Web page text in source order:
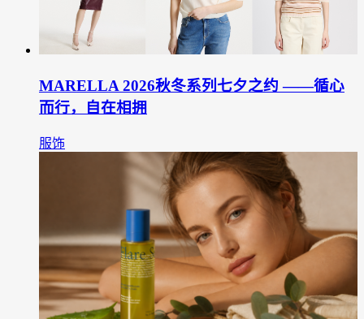
MARELLA 2026秋冬系列七夕之约 ——循心
而行，自在相拥
服饰